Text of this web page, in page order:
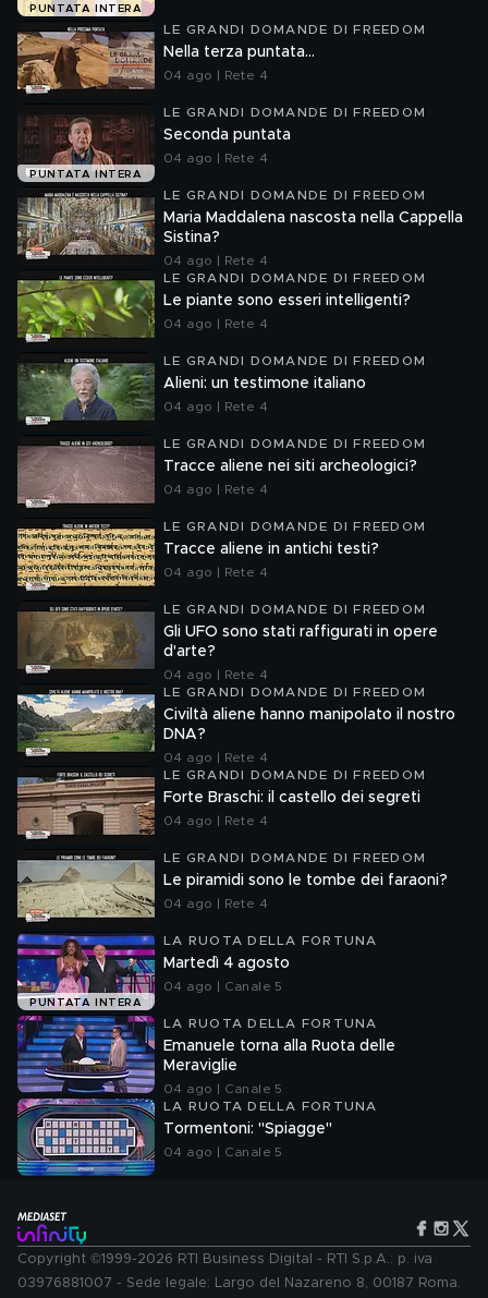
PUNTATA INTERA
LE GRANDI DOMANDE DI FREEDOM
Nella terza puntata...
04 ago | Rete 4
PUNTATA INTERA
LE GRANDI DOMANDE DI FREEDOM
Seconda puntata
04 ago | Rete 4
LE GRANDI DOMANDE DI FREEDOM
Maria Maddalena nascosta nella Cappella
Sistina?
04 ago | Rete 4
LE GRANDI DOMANDE DI FREEDOM
Le piante sono esseri intelligenti?
04 ago | Rete 4
LE GRANDI DOMANDE DI FREEDOM
Alieni: un testimone italiano
04 ago | Rete 4
LE GRANDI DOMANDE DI FREEDOM
Tracce aliene nei siti archeologici?
04 ago | Rete 4
LE GRANDI DOMANDE DI FREEDOM
Tracce aliene in antichi testi?
04 ago | Rete 4
LE GRANDI DOMANDE DI FREEDOM
Gli UFO sono stati raffigurati in opere
d'arte?
04 ago | Rete 4
LE GRANDI DOMANDE DI FREEDOM
Civiltà aliene hanno manipolato il nostro
DNA?
04 ago | Rete 4
LE GRANDI DOMANDE DI FREEDOM
Forte Braschi: il castello dei segreti
04 ago | Rete 4
LE GRANDI DOMANDE DI FREEDOM
Le piramidi sono le tombe dei faraoni?
04 ago | Rete 4
PUNTATA INTERA
LA RUOTA DELLA FORTUNA
Martedì 4 agosto
04 ago | Canale 5
LA RUOTA DELLA FORTUNA
Emanuele torna alla Ruota delle
Meraviglie
04 ago | Canale 5
LA RUOTA DELLA FORTUNA
Tormentoni: "Spiagge"
04 ago | Canale 5
Copyright ©1999-2026 RTI Business Digital - RTI S.p.A.: p. iva
03976881007 - Sede legale: Largo del Nazareno 8, 00187 Roma.